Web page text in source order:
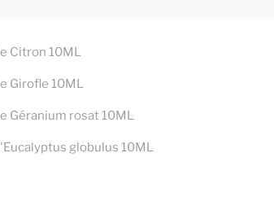
9,90 €
Citron 10ML
Girofle 10ML
Géranium rosat 10ML
globulus 10ML